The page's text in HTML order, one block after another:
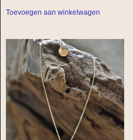
Toevoegen aan winkelwagen